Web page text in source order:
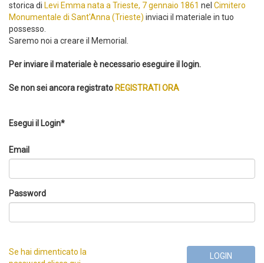
storica di Levi Emma nata a Trieste, 7 gennaio 1861 nel Cimitero
Monumentale di Sant'Anna (Trieste) inviaci il materiale in tuo
possesso.
Saremo noi a creare il Memorial.
Per inviare il materiale è necessario eseguire il login.
Se non sei ancora registrato REGISTRATI ORA
Esegui il Login*
Email
Password
Se hai dimenticato la
LOGIN